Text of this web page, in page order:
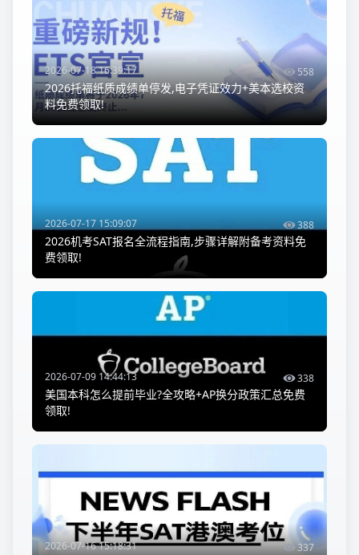
2026-07-18 16:39:17 558
2026托福纸质成绩单停发,电子凭证效力+美本选校资
料免费领取!
2026-07-17 15:09:07 388
2026机考SAT报名全流程指南,步骤详解附备考资料免
费领取!
2026-07-09 14:44:13 338
美国本科怎么提前毕业?全攻略+AP换分政策汇总免费
领取!
2026-07-16 15:18:31 337